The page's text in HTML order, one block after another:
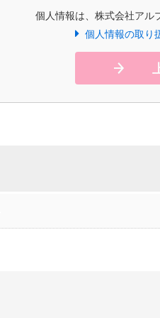
個人情報は、株式会社アル
個人情報の取り